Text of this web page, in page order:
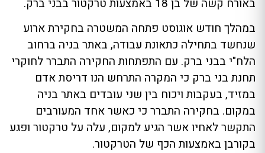
במהלך חודש אוגוסט פתחה המשטרה בחקירת ארוע
שנחשד בתחילה כתאונת עבודה, באתר בניה ברחוב
הלח"י בבני ברק. עם התפתחות החקירה התברר לחוקרי
תחנת בני ברק כי המקרה התרחש הנו דריסת אדם
במזיד, בעקבות ויכוח בין שני עובדים באתר בניה
במקום. בחקירה התברר כי כאשר אחד המעורבים
התקשר לאחיו אשר הגיע למקום, עלה על טרקטור ופגע
בקורבן באמצעות הכף של הטרקטור.